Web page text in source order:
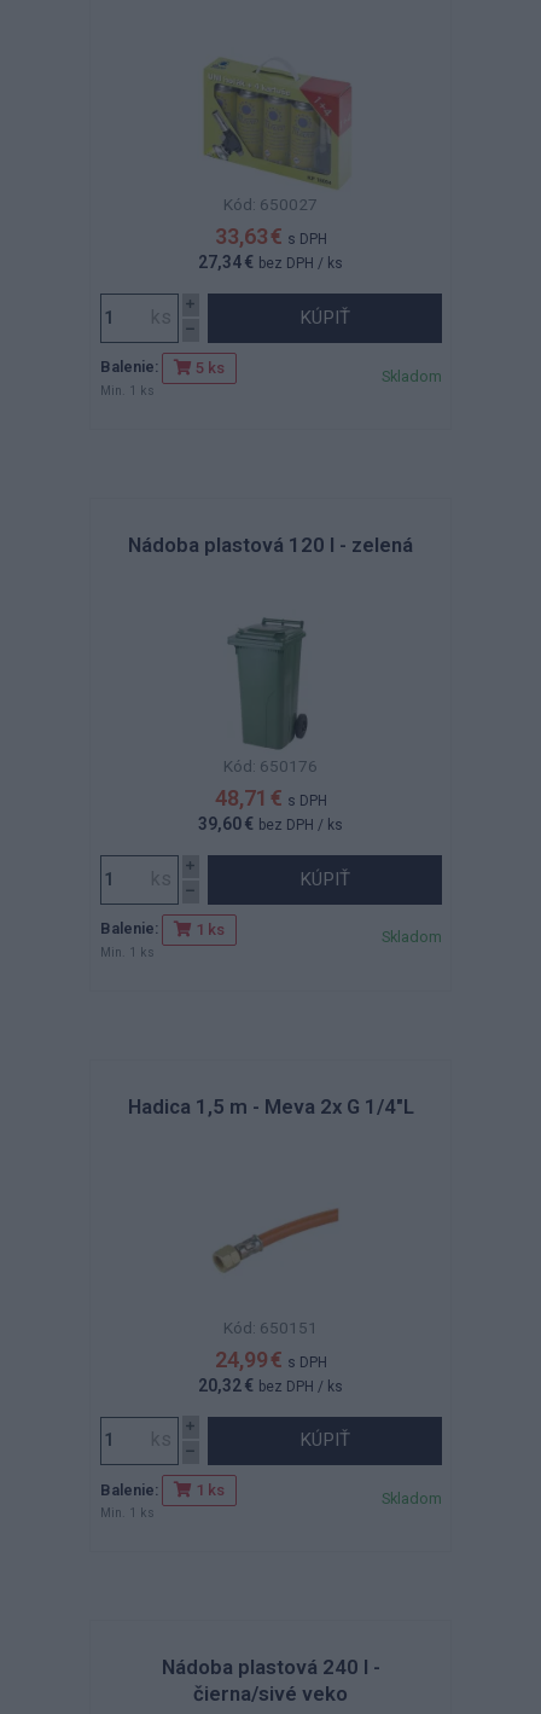
Kód: 650027
33,63 € s DPH
27,34 € bez DPH / ks
KÚPIŤ
Balenie: 5 ks
Min. 1 ks
Skladom
Nádoba plastová 120 l - zelená
Kód: 650176
48,71 € s DPH
39,60 € bez DPH / ks
KÚPIŤ
Balenie: 1 ks
Min. 1 ks
Skladom
Hadica 1,5 m - Meva 2x G 1/4"L
Kód: 650151
24,99 € s DPH
20,32 € bez DPH / ks
KÚPIŤ
Balenie: 1 ks
Min. 1 ks
Skladom
Nádoba plastová 240 l -
čierna/sivé veko